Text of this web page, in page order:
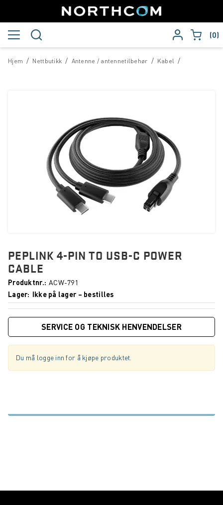
0
/
Hjem /
Nettbutikk /
Antenne / antennetilbehør /
Kabel
PEPLINK 4-PIN TO USB-C POWER
CABLE
Produktnr. ACW-791
Lager
Ikke på lager – bestilles
SERVICE OG TEKNISK HENVENDELSER
Du må logge inn for å kjøpe produktet.